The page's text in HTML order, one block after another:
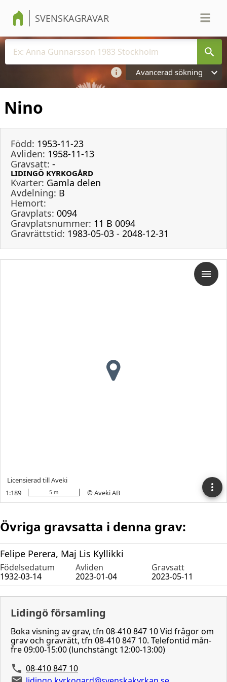
SVENSKAGRAVAR
Avancerad sökning
Nino
Född: 1953-11-23
Avliden: 1958-11-13
Gravsatt: -
LIDINGÖ KYRKOGÅRD
Kvarter: Gamla delen
Avdelning: B
Hemort:
Gravplats: 0094
Gravplatsnummer: 11 B 0094
Gravrättstid: 1983-05-03 - 2048-12-31
Övriga gravsatta i denna grav:
Felipe Perera, Maj Lis Kyllikki
Födelsedatum Avliden
Gravsatt
1932-03-14
2023-01-04 2023-05-11
Lidingö församling
Boka visning av grav, tfn 08-410 847 10 Vid frågor om
grav och gravrätt, tfn 08-410 847 10. Telefontid mån-
fre 09:00-15:00 (lunchstängt 12:00-13:00)
08-410 847 10